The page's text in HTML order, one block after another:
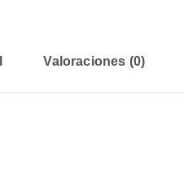
Valoraciones (0)